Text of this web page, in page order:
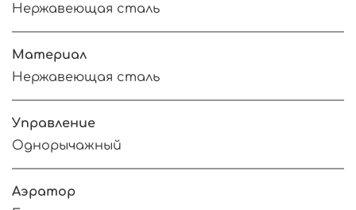
Нержавеющая сталь
Материал
Нержавеющая сталь
Управление
Однорычажный
Аэратор